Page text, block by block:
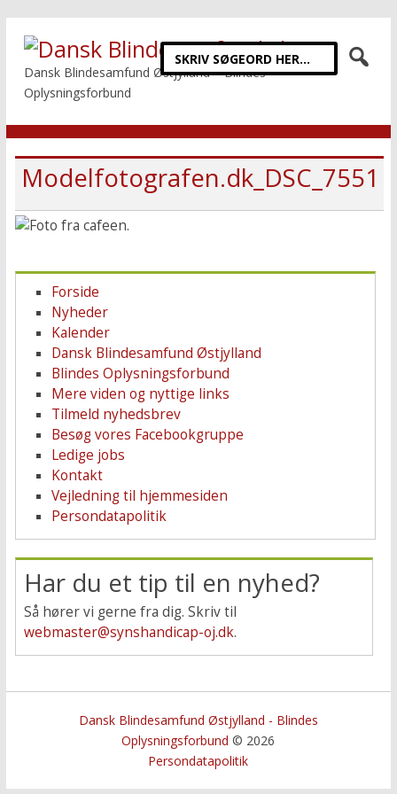
Dansk Blindesamfund Østjylland – Blindes
Oplysningsforbund
Modelfotografen.dk_DSC_7551
Forside
Nyheder
Kalender
Dansk Blindesamfund Østjylland
Blindes Oplysningsforbund
Mere viden og nyttige links
Tilmeld nyhedsbrev
Besøg vores Facebookgruppe
Ledige jobs
Kontakt
Vejledning til hjemmesiden
Persondatapolitik
Har du et tip til en nyhed?
Så hører vi gerne fra dig. Skriv til
webmaster@synshandicap-oj.dk.
Dansk Blindesamfund Østjylland - Blindes
Oplysningsforbund © 2026
Persondatapolitik